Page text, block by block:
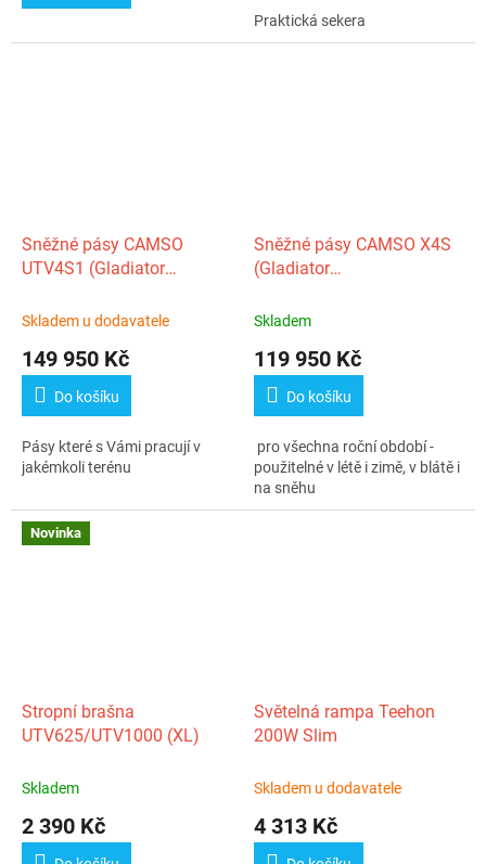
5
hvězdiček.
Praktická sekera
Sněžné pásy CAMSO
UTV4S1 (Gladiator
Skladem u dodavatele
149 950 Kč
Do košíku
Pásy které s Vámi pracují v
jakémkoli terénu
Sněžné pásy CAMSO X4S
(Gladiator
Terrox...)
Skladem
119 950 Kč
Do košíku
pro všechna roční období -
použitelné v létě i zimě, v blátě i
na sněhu
Novinka
Stropní brašna
UTV625/UTV1000 (XL)
Skladem
2 390 Kč
Světelná rampa Teehon
200W Slim
Skladem u dodavatele
4 313 Kč